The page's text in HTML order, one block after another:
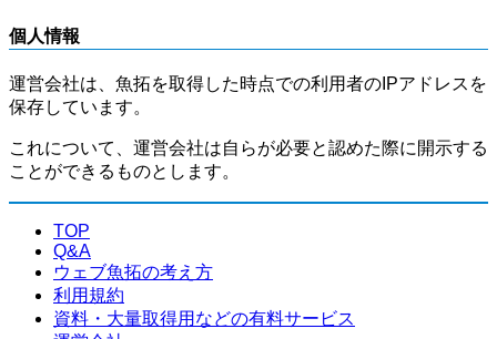
個人情報
運営会社は、魚拓を取得した時点での利用者のIPアドレスを
保存しています。
これについて、運営会社は自らが必要と認めた際に開示する
ことができるものとします。
TOP
Q&A
ウェブ魚拓の考え方
利用規約
資料・大量取得用などの有料サービス